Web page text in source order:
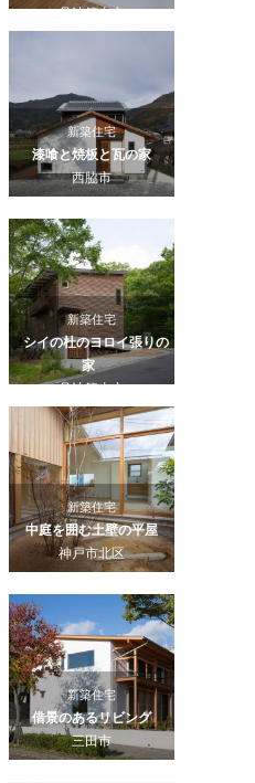
丹波篠山市
新築住宅
漆喰と焼板と瓦の家
西脇市
新築住宅
シイの杜のヨロイ張りの
家
丹波篠山市
新築住宅
中庭を囲む土壁の平屋
神戸市北区
新築住宅
借景のあるリビング
三田市